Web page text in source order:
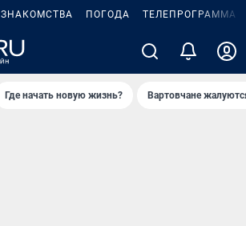
ЗНАКОМСТВА ПОГОДА ТЕЛЕПРОГРАММА
Где начать новую жизнь? Вартовчане